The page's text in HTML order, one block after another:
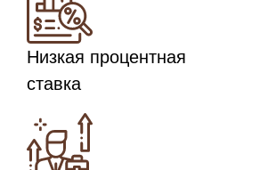
Низкая процентная
ставка